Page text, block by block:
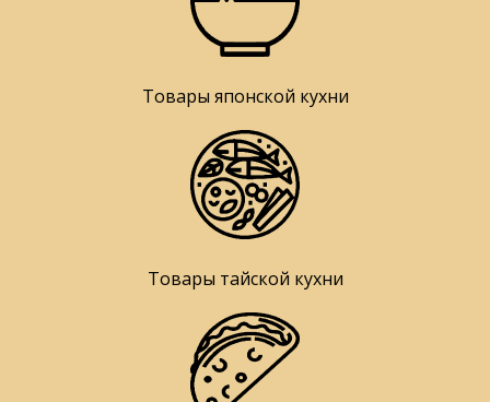
Товары японской кухни
Товары тайской кухни